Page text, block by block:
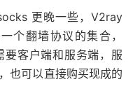
更晚一些，V2ray
个翻墙协议的集合，
客户端和服务端，服
也可以直接购买现成的